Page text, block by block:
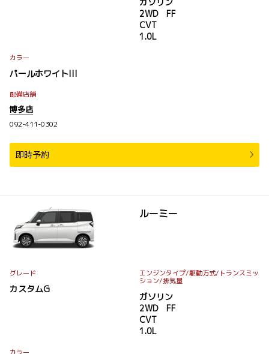
2WD FF
CVT
1.0L
カラー
パールホワイトIII
配備店舗
博多店
092-411-0302
即時予約
ルーミー
グレード
カスタムG
エンジンタイプ/駆動方式/ トランスミッ
ション/排気量
ガソリン
2WD FF
CVT
1.0L
カラー